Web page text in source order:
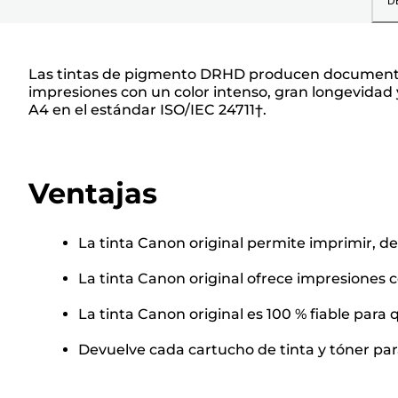
Las tintas de pigmento DRHD producen
impresiones con un color intenso, gran
A4 en el estándar ISO/IEC 24711†.
Ventajas
La tinta Canon original permite imprimir,
La tinta Canon original ofrece impresiones
La tinta Canon original es 100 % fiable
Devuelve cada cartucho de tinta y tóner